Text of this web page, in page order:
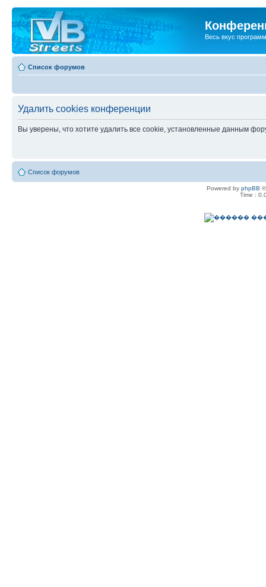
Весь вкус
Список форумов
Удалить cookies конференции
Вы уверены, что хотите удалить все cookie, установленные данным
Список форумов
Powered by phpBB
Time :